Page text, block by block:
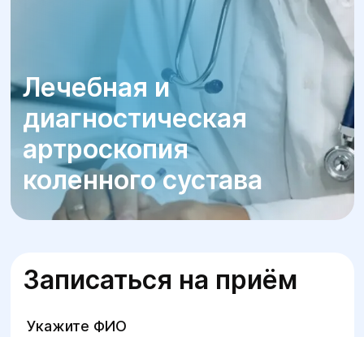
Лечебная и
диагностическая
артроскопия
коленного сустава
Записаться на приём
Укажите ФИО